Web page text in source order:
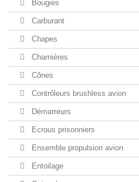
Bougies
Carburant
Chapes
Charnières
Cônes
Contrôleurs brushless avion
Démarreurs
Ecrous prisonniers
Ensemble propulsion avion
Entoilage